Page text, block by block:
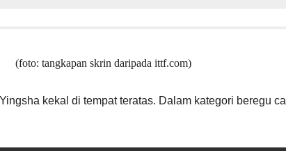
(foto: tangkapan skrin daripada ittf.com)
kekal di tempat teratas. Dalam kategori beregu